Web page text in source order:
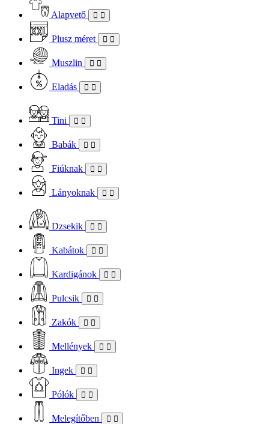
Alapvető
Plusz méret
Muszlin
Eladás
Tini
Babák
Fiúknak
Lányoknak
Dzsekik
Kabátok
Kardigánok
Pulcsik
Zakók
Mellények
Ingek
Pólók
Melegítőben